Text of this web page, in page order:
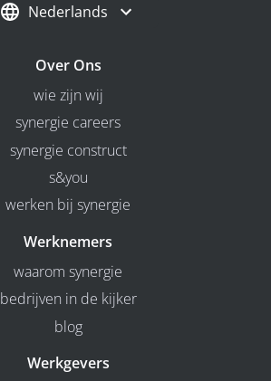
Nederlands
Over Ons
wie zijn wij
synergie careers
synergie construct
s&you
werken bij synergie
Werknemers
waarom synergie
bedrijven in de kijker
blog
Werkgevers